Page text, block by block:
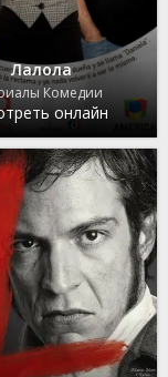
Лалола
Комедии
онлайн